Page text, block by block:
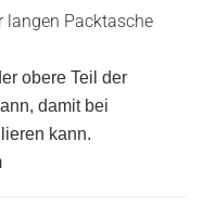
langen Packtasche
obere Teil der
damit bei
kann.